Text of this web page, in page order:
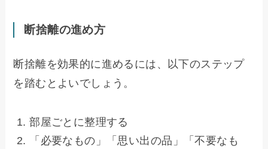
断捨離の進め方
断捨離を効果的に進めるには、以下のステップ
を踏むとよいでしょう。
部屋ごとに整理する
「必要なもの」「思い出の品」「不要なも